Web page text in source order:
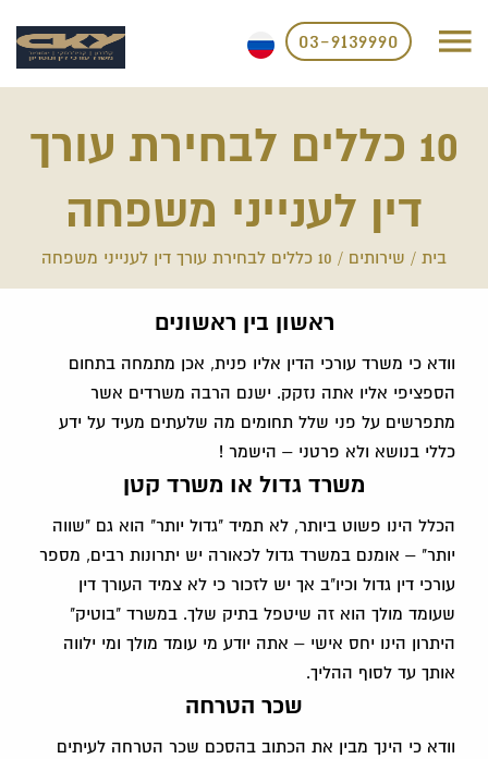
03-9139990
10 כללים לבחירת עורך
דין לענייני משפחה
בית / שירותים / 10 כללים לבחירת עורך דין לענייני משפחה
ראשון בין ראשונים
וודא כי משרד עורכי הדין אליו פנית, אכן מתמחה בתחום
הספציפי אליו אתה נזקק. ישנם הרבה משרדים אשר
מתפרשים על פני שלל תחומים מה שלעתים מעיד על ידע
כללי בנושא ולא פרטני – הישמר !
משרד גדול או משרד קטן
הכלל הינו פשוט ביותר, לא תמיד "גדול יותר" הוא גם "שווה
יותר" – אומנם במשרד גדול לכאורה יש יתרונות רבים, מספר
עורכי דין גדול וכיו"ב אך יש לזכור כי לא צמיד העורך דין
שעומד מולך הוא זה שיטפל בתיק שלך. במשרד "בוטיק"
היתרון הינו יחס אישי – אתה יודע מי עומד מולך ומי ילווה
אותך עד לסוף ההליך.
שכר הטרחה
וודא כי הינך מבין את הכתוב בהסכם שכר הטרחה לעיתים